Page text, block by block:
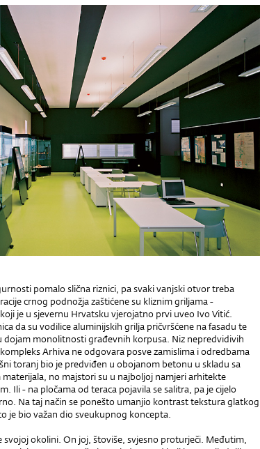
pomalo slična riznici, pa svaki vanjski otvor treba
crnog podnožja zaštićene su kliznim griljama -
je u sjevernu Hrvatsku vjerojatno prvi uveo Ivo Vitić.
da su vodilice aluminijskih grilja pričvršćene na fasadu te
dojam monolitnosti građevnih korpusa. Niz nepredvidivih
Arhiva ne odgovara posve zamislima i odredbama
toranj bio je predviđen u obojanom betonu u skladu sa
no majstori su u najboljoj namjeri arhitekte
Ili - na pločama od teraca pojavila se salitra, pa je cijelo
Na taj način se ponešto umanjio kontrast tekstura glatkog
je bio važan dio sveukupnog koncepta.
svojoj okolini. On joj, štoviše, svjesno proturječi. Međutim,